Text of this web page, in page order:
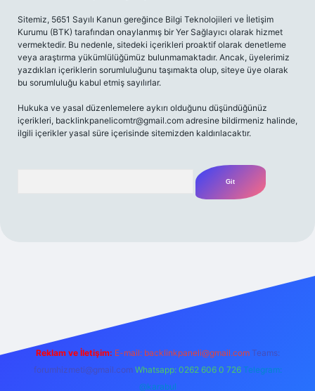
Sitemiz, 5651 Sayılı Kanun gereğince Bilgi Teknolojileri ve İletişim
Kurumu (BTK) tarafından onaylanmış bir Yer Sağlayıcı olarak hizmet
vermektedir. Bu nedenle, sitedeki içerikleri proaktif olarak denetleme
veya araştırma yükümlülüğümüz bulunmamaktadır. Ancak, üyelerimiz
yazdıkları içeriklerin sorumluluğunu taşımakta olup, siteye üye olarak
bu sorumluluğu kabul etmiş sayılırlar.
Hukuka ve yasal düzenlemelere aykırı olduğunu düşündüğünüz
içerikleri, backlinkpanelicomtr@gmail.com adresine bildirmeniz halinde,
ilgili içerikler yasal süre içerisinde sitemizden kaldırılacaktır.
m elexbet
Reklam ve İletişim: E-mail: backlinkpaneli@gmail.com Teams:
forumhizmeti@gmail.com Whatsapp: 0262 606 0 726 Telegram:
@karabul